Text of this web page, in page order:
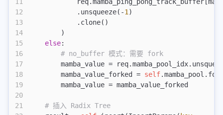
12
13
14
15
16
17
18
19
20
21
            .unsqueeze(-
1 )
            .clone()
        )
    else
:
        # no_buffer 模式：需要 fork
mamba_value =
        mamba_value_forked =
self
        mamba_value = mamba_value_forked
    # 插入 Radix Tree